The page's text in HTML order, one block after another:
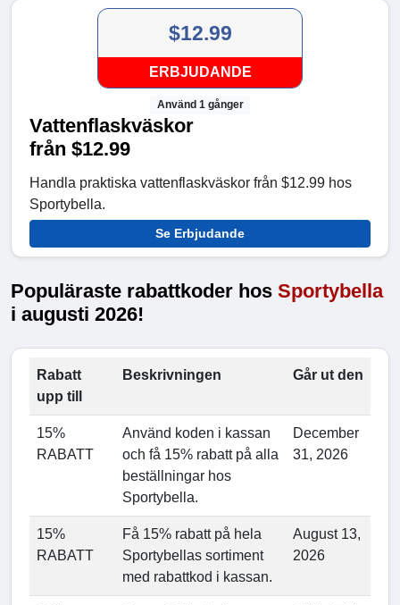
$12.99
ERBJUDANDE
Använd 1 gånger
Vattenflaskväskor
från $12.99
Handla praktiska vattenflaskväskor från $12.99 hos
Sportybella.
Se Erbjudande
Populäraste rabattkoder hos Sportybella
i augusti 2026!
Rabatt
upp till
Beskrivningen Går ut den
15%
RABATT
Använd koden i kassan
och få 15% rabatt på alla
beställningar hos
Sportybella.
December
31, 2026
15%
RABATT
Få 15% rabatt på hela
Sportybellas sortiment
med rabattkod i kassan.
August 13,
2026